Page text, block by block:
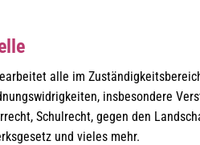
alle im
insbesondere
Schulrecht, gegen den
und vieles mehr.